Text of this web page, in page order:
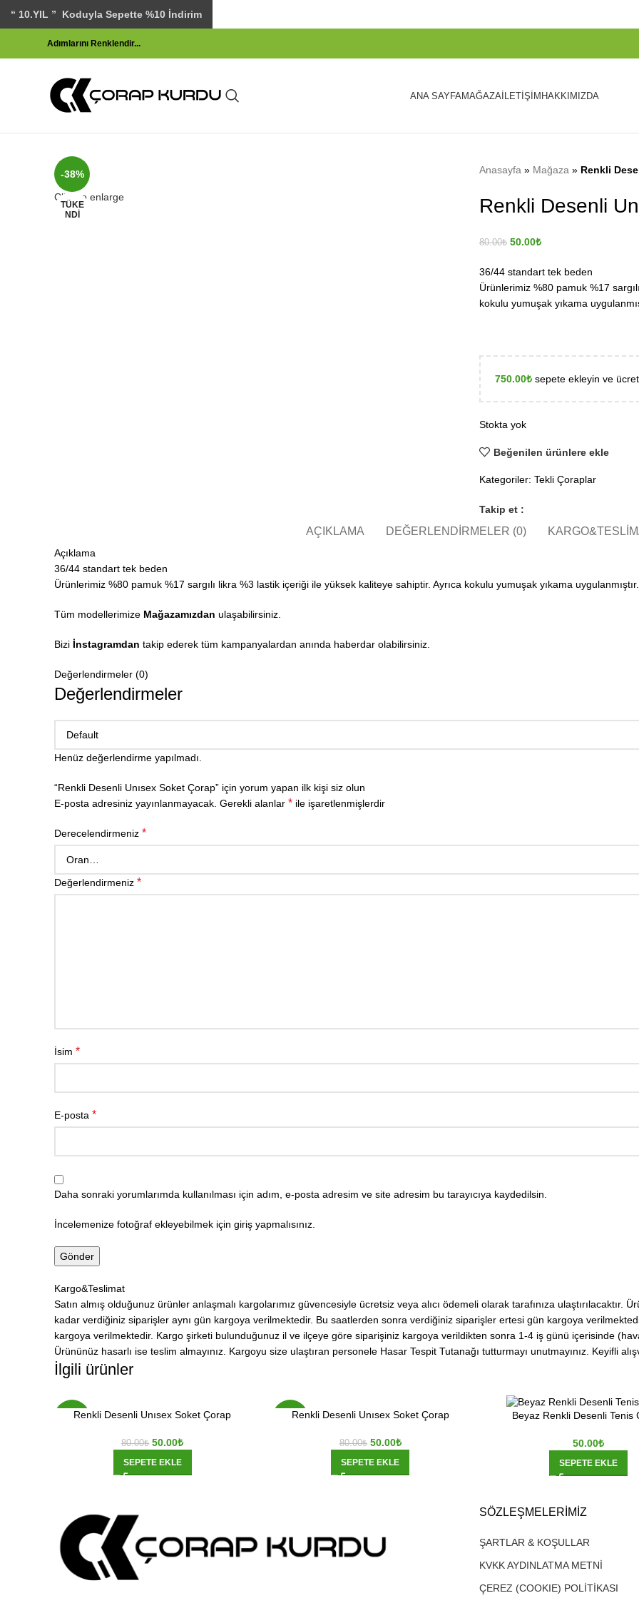
Adımlarını Renklendir...
ANA SAYFAMAĞAZAİLETIŞIMHAKKIMIZDA
-38%
TÜKE
NDI
Click to enlarge
Anasayfa » Mağaza » Renkli
Renkli Desenli
80.00₺ 50.00₺
36/44 standart tek beden
Ürünlerimiz %80 pamuk %17
kokulu yumuşak yıkama
750.00₺ sepete ekleyin ve
Stokta yok
Beğenilen ürünlere ekle
Kategoriler: Tekli Çoraplar
Takip et :
AÇIKLAMA DEĞERLENDIRMELER (0)
Açıklama
36/44 standart tek beden
Ürünlerimiz %80 pamuk %17 sargılı likra %3 lastik içeriği ile yüksek kaliteye sahiptir. Ayrıca kokulu yumuşak yıkama uygulanmıştır.
Tüm modellerimize Mağazamızdan ulaşabilirsiniz.
Bizi İnstagramdan takip ederek tüm kampanyalardan anında haberdar olabilirsiniz.
Değerlendirmeler (0)
Değerlendirmeler
Henüz değerlendirme yapılmadı.
“Renkli Desenli Unısex Soket Çorap” için yorum yapan ilk kişi siz olun
E-posta adresiniz yayınlanmayacak. Gerekli alanlar * ile işaretlenmişlerdir
Derecelendirmeniz *
Değerlendirmeniz *
İsim *
E-posta *
Daha sonraki yorumlarımda kullanılması için adım, e-posta adresim ve site adresim bu tarayıcıya kaydedilsin.
İncelemenize fotoğraf ekleyebilmek için giriş yapmalısınız.
Kargo&Teslimat
Satın almış olduğunuz ürünler anlaşmalı kargolarımız güvencesiyle ücretsiz veya alıcı ödemeli olarak tarafınıza
kadar verdiğiniz siparişler aynı gün kargoya verilmektedir. Bu saatlerden sonra verdiğiniz siparişler ertesi gün kargoya
kargoya verilmektedir. Kargo şirketi bulunduğunuz il ve ilçeye göre siparişiniz kargoya verildikten sonra 1-4 iş günü içerisinde
Ürününüz hasarlı ise teslim almayınız. Kargoyu size ulaştıran personele Hasar Tespit Tutanağı tutturmayı unutmayınız. Keyifli
İlgili ürünler
-38%Renkli Desenli Unısex Soket Çorap
80.00₺ 50.00₺
SEPETE EKLE
-38%Renkli Desenli Unısex Soket Çorap
80.00₺ 50.00₺
SEPETE EKLE
Beyaz Renkli Desenli Tenis
50.00₺
SEPETE EKLE
SÖZLEŞMELERIMIZ
ŞARTLAR & KOŞULLAR
KVKK AYDINLATMA METNİ
ÇEREZ (COOKIE) POLİTİKASI
“ 10.YIL ” Koduyla Sepette %10 İndirim